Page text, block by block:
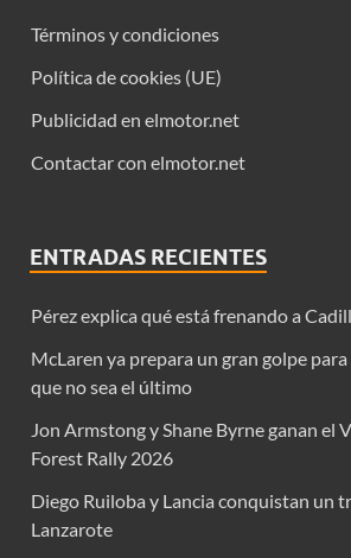
Términos y condiciones
Política de cookies (UE)
Publicidad en elmotor.net
Contactar con elmotor.net
ENTRADAS RECIENTES
Pérez explica qué está frenando a
McLaren ya prepara un gran golpe
que no sea el último
Jon Armstong y Shane Byrne ganan el
Forest Rally 2026
Diego Ruiloba y Lancia conquistan un
Lanzarote